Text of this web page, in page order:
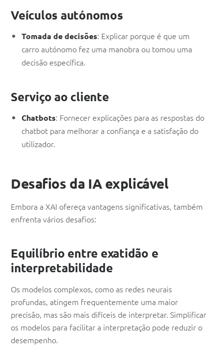
Veículos autónomos
Tomada de decisões: Explicar porque é que um
carro autónomo fez uma manobra ou tomou uma
decisão específica.
Serviço ao cliente
Chatbots: Fornecer explicações para as respostas do
chatbot para melhorar a confiança e a satisfação do
utilizador.
Desafios da IA explicável
Embora a XAI ofereça vantagens significativas, também
enfrenta vários desafios:
Equilíbrio entre exatidão e
interpretabilidade
Os modelos complexos, como as redes neurais
profundas, atingem frequentemente uma maior
precisão, mas são mais difíceis de interpretar. Simplificar
os modelos para facilitar a interpretação pode reduzir o
desempenho.